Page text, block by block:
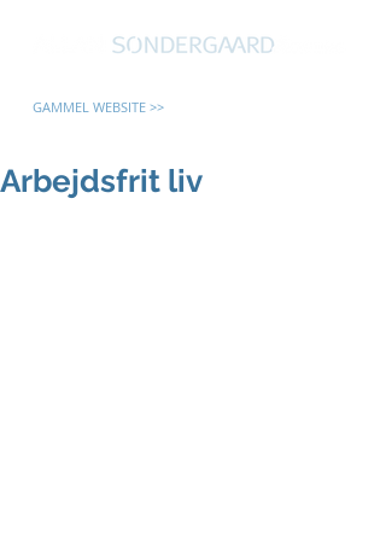
GAMMEL WEBSITE >>
Arbejdsfrit liv